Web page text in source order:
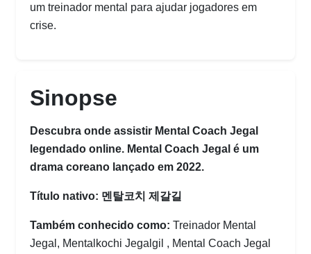
um treinador mental para ajudar jogadores em
crise.
Sinopse
Descubra onde assistir Mental Coach Jegal
legendado online. Mental Coach Jegal é um
drama coreano lançado em 2022.
Título nativo: 멘탈코치 제갈길
Também conhecido como: Treinador Mental
Jegal, Mentalkochi Jegalgil , Mental Coach Jegal